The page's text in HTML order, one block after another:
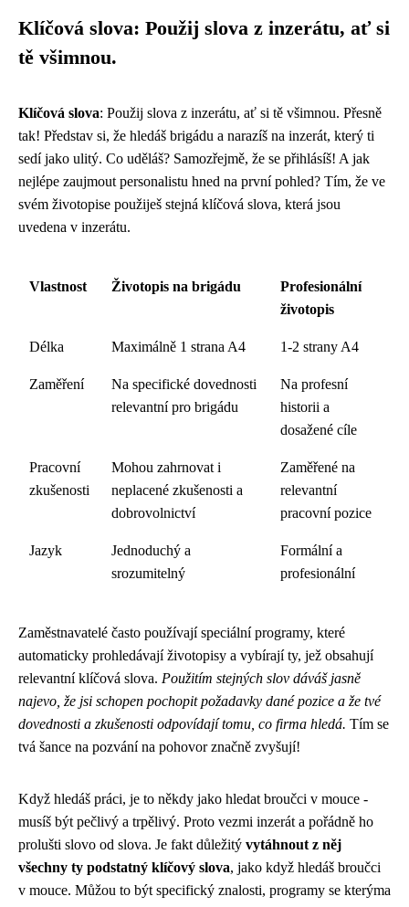
Klíčová slova: Použij slova z inzerátu, ať si
tě všimnou.
Klíčová slova: Použij slova z inzerátu, ať si tě všimnou. Přesně
tak! Představ si, že hledáš brigádu a narazíš na inzerát, který ti
sedí jako ulitý. Co uděláš? Samozřejmě, že se přihlásíš! A jak
nejlépe zaujmout personalistu hned na první pohled? Tím, že ve
svém životopise použiješ stejná klíčová slova, která jsou
uvedena v inzerátu.
Vlastnost Životopis na brigádu
Profesionální
životopis
Délka Maximálně 1 strana A4 1-2 strany A4
Zaměření
Na specifické dovednosti
relevantní pro brigádu
Na profesní
historii a
dosažené cíle
Pracovní
zkušenosti
Mohou zahrnovat i
neplacené zkušenosti a
dobrovolnictví
Zaměřené na
relevantní
pracovní pozice
Jazyk
Jednoduchý a
srozumitelný
Formální a
profesionální
Zaměstnavatelé často používají speciální programy, které
automaticky prohledávají životopisy a vybírají ty, jež obsahují
relevantní klíčová slova. Použitím stejných slov dáváš jasně
najevo, že jsi schopen pochopit požadavky dané pozice a že tvé
dovednosti a zkušenosti odpovídají tomu, co firma hledá. Tím se
tvá šance na pozvání na pohovor značně zvyšují!
Když hledáš práci, je to někdy jako hledat broučci v mouce -
musíš být pečlivý a trpělivý. Proto vezmi inzerát a pořádně ho
prolušti slovo od slova. Je fakt důležitý vytáhnout z něj
všechny ty podstatný klíčový slova, jako když hledáš broučci
v mouce. Můžou to být specifický znalosti, programy se kterýma